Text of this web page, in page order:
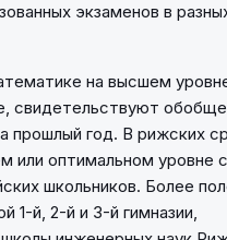
экзаменов в
на высшем
свидетельствуют
прошлый год. В рижских
или оптимальном уровне
школьников. Более
1-й, 2-й и 3-й гимназии,